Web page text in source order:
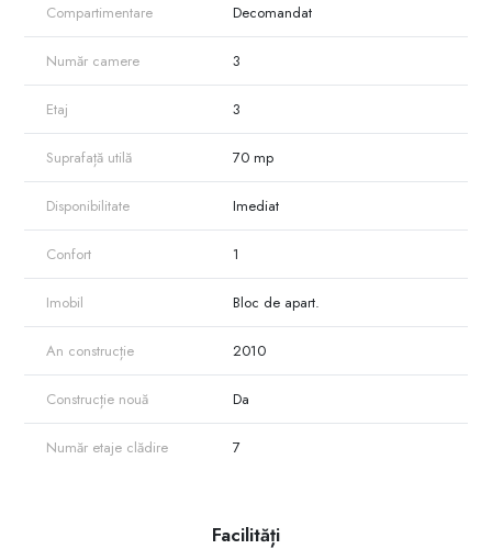
Compartimentare Decomandat
Număr camere 3
Etaj 3
Suprafață utilă 70 mp
Disponibilitate Imediat
Confort 1
Imobil Bloc de apart.
An construcție 2010
Construcție nouă Da
Număr etaje clădire 7
Facilități